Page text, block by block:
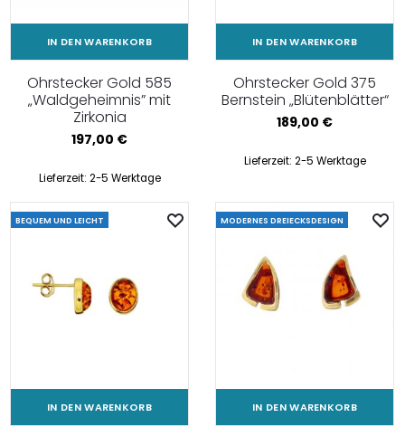
IN DEN WARENKORB
Ohrstecker Gold 585
„Waldgeheimnis” mit
Zirkonia
197,00 €
Lieferzeit: 2-5 Werktage
IN DEN WARENKORB
Ohrstecker Gold 375
Bernstein „Blütenblätter“
189,00 €
Lieferzeit: 2-5 Werktage
BEQUEM UND LEICHT
IN DEN WARENKORB
MODERNES DREIECKSDESIGN
IN DEN WARENKORB